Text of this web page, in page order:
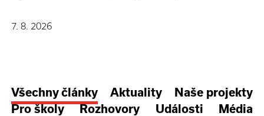
stakeholdeři zapojili do formulování nové
7. 8. 2026
Všechny články Aktuality
Naše projekty
Pro školy
Rozhovory Události Média